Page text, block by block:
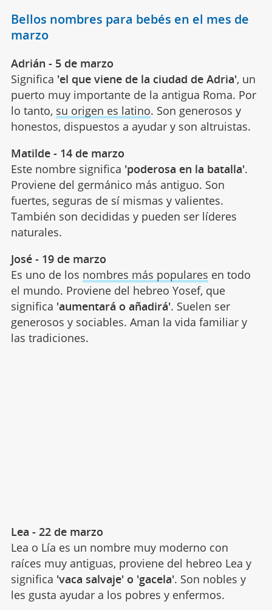
Bellos nombres para bebés en el mes de
marzo
Adrián - 5 de marzo
Significa 'el que viene de la ciudad de Adria', un
puerto muy importante de la antigua Roma. Por
lo tanto, su origen es latino. Son generosos y
honestos, dispuestos a ayudar y son altruistas.
Matilde - 14 de marzo
Este nombre significa 'poderosa en la batalla'.
Proviene del germánico más antiguo. Son
fuertes, seguras de sí mismas y valientes.
También son decididas y pueden ser líderes
naturales.
José - 19 de marzo
Es uno de los nombres más populares en todo
el mundo. Proviene del hebreo Yosef, que
significa 'aumentará o añadirá'. Suelen ser
generosos y sociables. Aman la vida familiar y
las tradiciones.
Lea - 22 de marzo
Lea o Lía es un nombre muy moderno con
raíces muy antiguas, proviene del hebreo Lea y
significa 'vaca salvaje' o 'gacela'. Son nobles y
les gusta ayudar a los pobres y enfermos.